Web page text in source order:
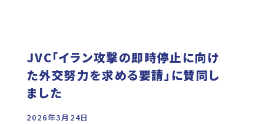
JVC「イラン攻撃の即時停止に向け
た外交努力を求める要請」に賛同し
ました
2026年3月24日